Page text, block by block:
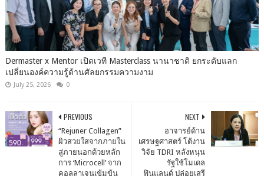
Dermaster x Mentor เปิดเวที Masterclass นานาชาติ ยกระดับแลก
เปลี่ยนองค์ความรู้ด้านศัลยกรรมความงาม
July 25, 2026 0
NEXT
อาจารย์ด้าน
เศรษฐศาสตร์ โต้งาน
วิจัย TDRI หลังหนุน
รัฐใช้โมเดล
ฟินแลนด์ ปล่อยเสรี
PREVIOUS
“Rejuner Collagen”
ผิวสวยใสจากภายใน
สู่ภายนอกด้วยหลัก
การ ‘Microcell’ จาก
คอลลาเจนเข้มข้น